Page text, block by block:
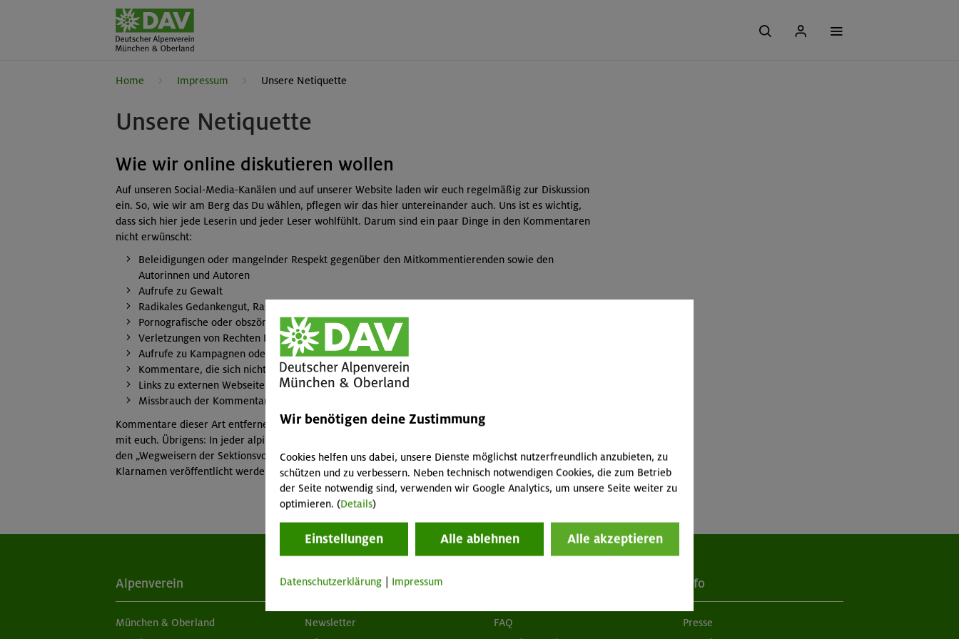
Home Impressum Unsere Netiquette
Unsere Netiquette
Wie wir online diskutieren wollen
Auf unseren Social-Media-Kanälen und auf unserer Website laden wir euch regelmäßig zur Diskussion
ein. So, wie wir am Berg das Du wählen, pflegen wir das hier untereinander auch. Uns ist es wichtig,
dass sich hier jede Leserin und jeder Leser wohlfühlt. Darum sind ein paar Dinge in den Kommentaren
nicht erwünscht:
Beleidigungen oder mangelnder Respekt gegenüber den Mitkommentierenden sowie den
Autorinnen und Autoren
Aufrufe zu Gewalt
Radikales Gedankengut, Rassismus und Hasspropaganda
Pornografische oder obszöne Inhalte
Verletzungen von Rechten Dritter
Aufrufe zu Kampagnen oder Kundgebungen
Kommentare, die sich nicht mit dem Thema des jeweiligen Posts beschäftigen
Links zu externen Webseiten ohne Bezug zum ursprünglichen Post oder ohne Einordnung
Missbrauch der Kommentarfunktion für werbliche Zwecke
Kommentare dieser Art entfernen wir. Seid nett zueinander – und wir freuen uns über den Austausch
mit euch. Übrigens: In jeder alpinwelt veröffentlichen wir eine Auswahl eurer Diskussionsbeiträge zu
den „Wegweisern der Sektionsvorstände“. Wir weisen darauf hin, dass diejenigen Beiträge, die unter
Klarnamen veröffentlicht werden, bei der Auswahl bevorzugt werden.
Alpenverein
München & Oberland
Aktuelles
Newsletter
FAQ
Info
Presse
Wir benötigen deine Zustimmung
Cookies helfen uns dabei, unsere Dienste möglichst nutzerfreundlich anzubieten, zu
schützen und zu verbessern. Neben technisch notwendigen Cookies, die zum Betrieb
der Seite notwendig sind, verwenden wir Google Analytics, um unsere Seite weiter zu
optimieren. (Details)
Einstellungen Alle ablehnen Alle akzeptieren
Datenschutzerklärung Impressum